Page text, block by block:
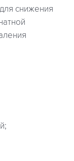
снижения